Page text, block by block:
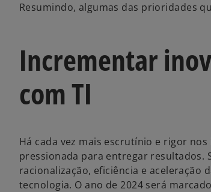
Resumindo, algumas das prioridades
Incrementar
com TI
Há cada vez mais escrutínio e rigor
pressionada para entregar resultados.
racionalização, eficiência e aceleração
tecnologia. O ano de 2024 será